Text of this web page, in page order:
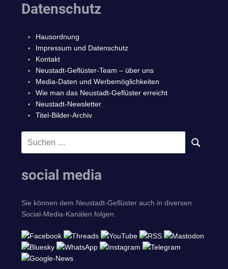
Datenschutz
Hausordnung
Impressum und Datenschutz
Kontakt
Neustadt-Geflüster-Team – über uns
Media-Daten und Werbemöglichkeiten
Wie man das Neustadt-Geflüster erreicht
Neustadt-Newsletter
Titel-Bilder-Archiv
Suchen
SUCHEN
social media
Sie können dem Neustadt-Geflüster auch in diversen
Social-Media-Kanälen folgen.